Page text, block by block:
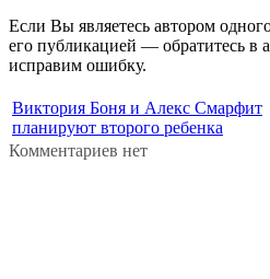
Если Вы являетесь автором
его публикацией — обратитесь
исправим ошибку.
Виктория Боня и Алекс Смарфит
планируют второго ребенка
Комментариев нет